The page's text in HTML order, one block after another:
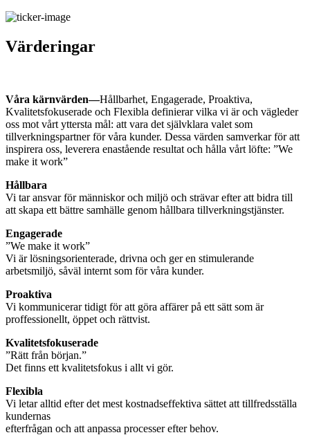
Värderingar
Våra kärnvärden—Hållbarhet, Engagerade, Proaktiva,
Kvalitetsfokuserade och Flexibla definierar vilka vi är och vägleder
oss mot vårt yttersta mål: att vara det självklara valet som
tillverkningspartner för våra kunder. Dessa värden samverkar för att
inspirera oss, leverera enastående resultat och hålla vårt löfte: ”We
make it work”
Hållbara
Vi tar ansvar för människor och miljö och strävar efter att bidra till
att skapa ett bättre samhälle genom hållbara tillverkningstjänster.
Engagerade
”We make it work”
Vi är lösningsorienterade, drivna och ger en stimulerande
arbetsmiljö, såväl internt som för våra kunder.
Proaktiva
Vi kommunicerar tidigt för att göra affärer på ett sätt som är
proffessionellt, öppet och rättvist.
Kvalitetsfokuserade
”Rätt från början.”
Det finns ett kvalitetsfokus i allt vi gör.
Flexibla
Vi letar alltid efter det mest kostnadseffektiva sättet att tillfredsställa
kundernas
efterfrågan och att anpassa processer efter behov.